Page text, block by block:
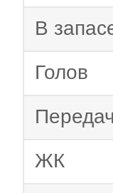
Копа
В
Голов
ЖК